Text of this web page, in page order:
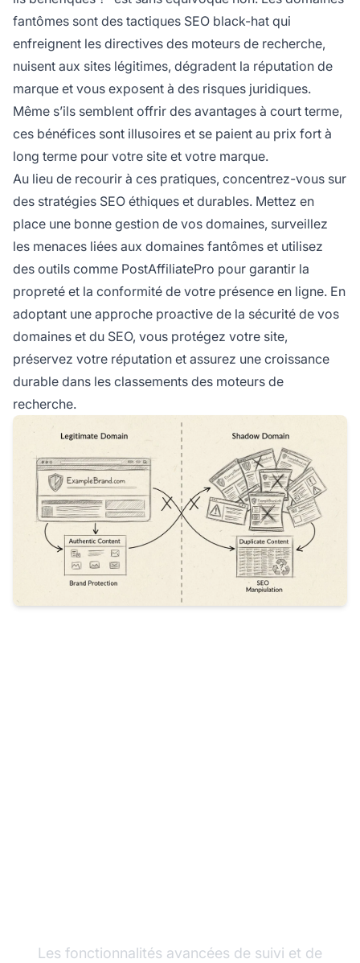
fantômes sont des tactiques SEO black-hat qui
enfreignent les directives des moteurs de recherche,
nuisent aux sites légitimes, dégradent la réputation de
marque et vous exposent à des risques juridiques.
Même s’ils semblent offrir des avantages à court terme,
ces bénéfices sont illusoires et se paient au prix fort à
long terme pour votre site et votre marque.
Au lieu de recourir à ces pratiques, concentrez-vous sur
des stratégies SEO éthiques et durables. Mettez en
place une bonne gestion de vos domaines, surveillez
les menaces liées aux domaines fantômes et utilisez
des outils comme PostAffiliatePro pour garantir la
propreté et la conformité de votre présence en ligne. En
adoptant une approche proactive de la sécurité de vos
domaines et du SEO, vous protégez votre site,
préservez votre réputation et assurez une croissance
durable dans les classements des moteurs de
recherche.
Les fonctionnalités avancées de suivi et de